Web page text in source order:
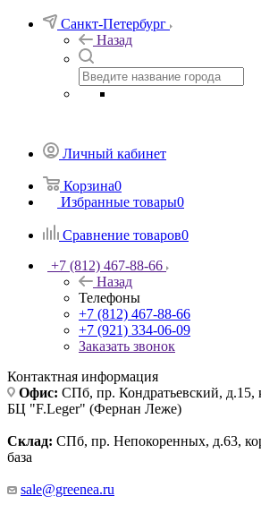
Санкт-Петербург
Назад
Личный кабинет
Корзина0
Избранные товары0
Сравнение товаров0
+7 (812) 467-88-66
Назад
Телефоны
+7 (812) 467-88-66
+7 (921) 334-06-09
Заказать звонок
Контактная информация
Офис: СПб, пр. Кондратьевский, д.15,
БЦ "F.Leger" (Фернан Леже)
Склад: СПб, пр. Непокоренных, д.63,
база
sale@greenea.ru